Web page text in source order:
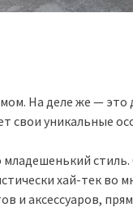
На деле же — это
свои уникальные
стиль.
хай-тек во
и аксессуаров,